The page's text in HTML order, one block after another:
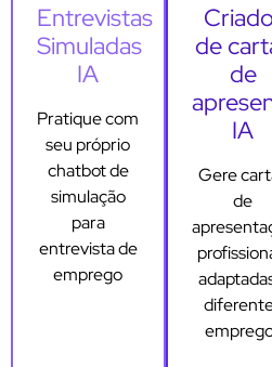
Entrevistas
Simuladas
IA
Pratique com
seu próprio
chatbot de
simulação
para
entrevista de
emprego
de
de
IA
Gere
de